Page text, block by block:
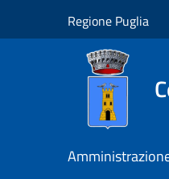
Regione Puglia